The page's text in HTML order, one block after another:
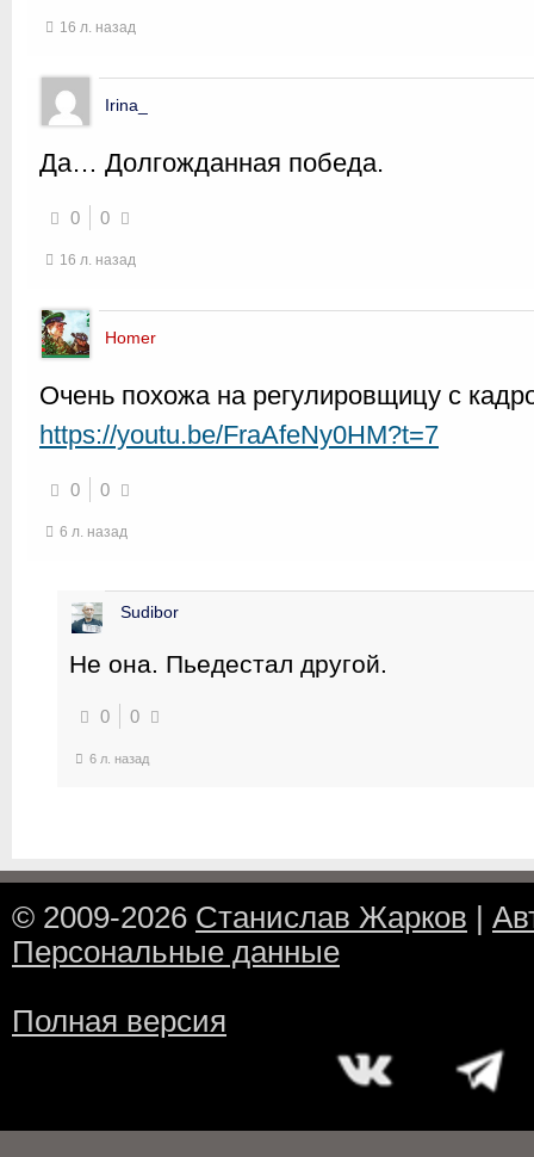
16 л. назад
Irina_
Да… Долгожданная победа.
0 0
16 л. назад
Homer
Очень похожа на регулировщицу с
https://youtu.be/FraAfeNy0HM?t=7
0 0
6 л. назад
Sudibor
Не она. Пьедестал другой.
0 0
6 л. назад
© 2009-2026 Станислав Жарков
Персональные данные
Полная версия